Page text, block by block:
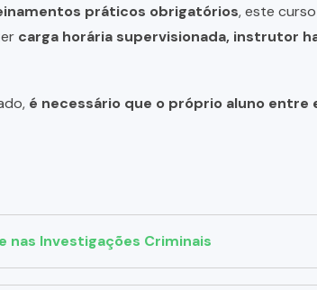
práticos obrigatórios, este curso
carga horária supervisionada, instrutor
é necessário que o próprio aluno
nas Investigações Criminais